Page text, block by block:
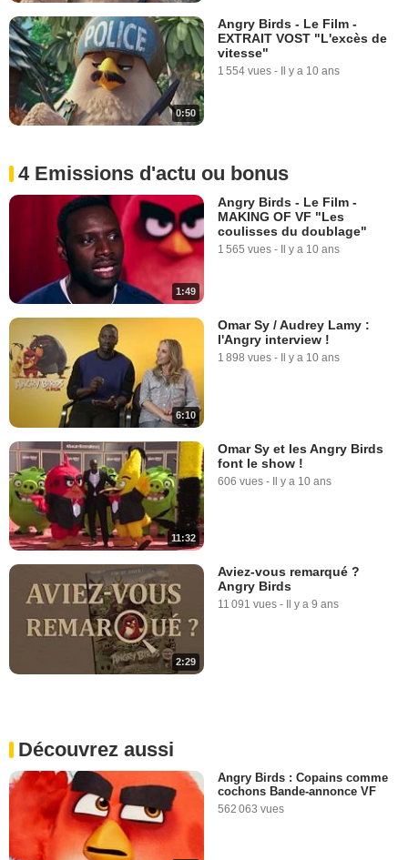
0:50
Angry Birds - Le Film -
EXTRAIT VOST "L'excès de
vitesse"
1 554 vues - Il y a 10 ans
4 Emissions d'actu ou bonus
1:49
Angry Birds - Le Film -
MAKING OF VF "Les
coulisses du doublage"
1 565 vues - Il y a 10 ans
6:10
Omar Sy / Audrey Lamy :
l'Angry interview !
1 898 vues - Il y a 10 ans
11:32
Omar Sy et les Angry Birds
font le show !
606 vues - Il y a 10 ans
2:29
Aviez-vous remarqué ?
Angry Birds
11 091 vues - Il y a 9 ans
Découvrez aussi
Angry Birds : Copains comme
cochons Bande-annonce VF
562 063 vues